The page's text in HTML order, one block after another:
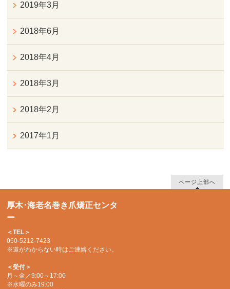
2019年3月
2018年6月
2018年4月
2018年3月
2018年2月
2017年1月
ページ上部へ
厚木･海老名巻き爪矯正センタ
ー
＜TEL＞
050-5212-7423
※道がわからない時はご連絡ください。
＜受付＞
月～金／9:00～17:00
※水曜のみ19:00